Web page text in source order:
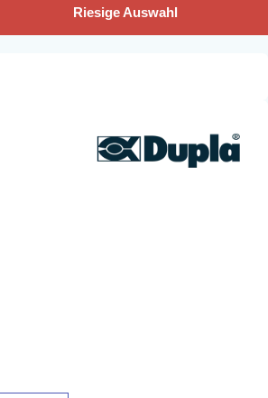
Riesige Auswahl